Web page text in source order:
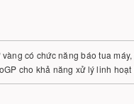
có chức năng báo tua
cho khả năng xử lý linh hoạt